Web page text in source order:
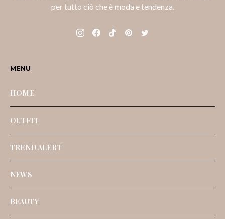
per tutto ciò che è moda e tendenza.
MENU
HOME
OUTFIT
TREND ALERT
NEWS
BEAUTY